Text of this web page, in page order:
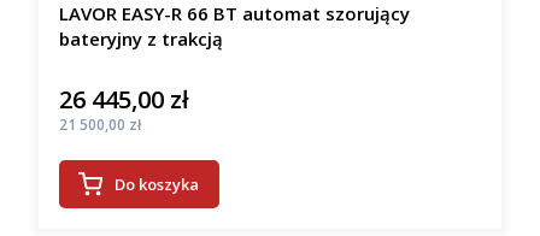
LAVOR EASY-R 66 BT automat szorujący
bateryjny z trakcją
Cena
26 445,00 zł
Cena
21 500,00 zł
Do koszyka